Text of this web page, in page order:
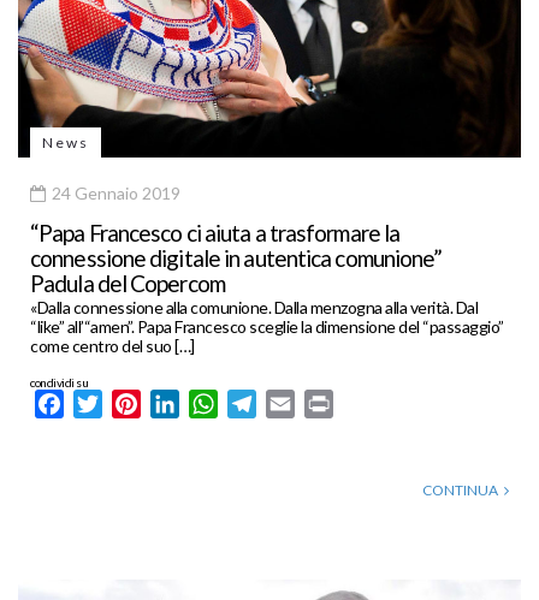
News
24 Gennaio 2019
“Papa Francesco ci aiuta a trasformare la
connessione digitale in autentica comunione”
Padula del Copercom
«Dalla connessione alla comunione. Dalla menzogna alla verità. Dal
“like” all’“amen”. Papa Francesco sceglie la dimensione del “passaggio”
come centro del suo […]
condividi su
FacebookTwitterPinterestLinkedInWhatsApp
Telegram
Email
CONTINUA